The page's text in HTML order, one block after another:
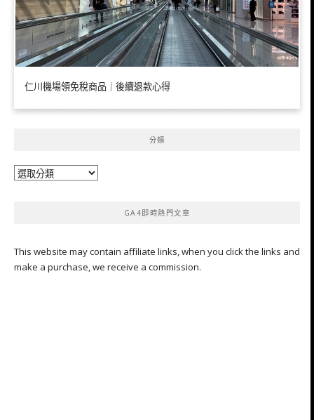
仁川機場領免稅商品｜後續退款心得
分類
分
GA4即時熱門文章
This website may contain affiliate links, when you click the links and
make a purchase, we receive a commission.